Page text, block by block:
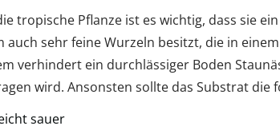
tropische Pflanze ist es wichtig, dass sie
auch sehr feine Wurzeln besitzt, die in
verhindert ein durchlässiger Boden
wird. Ansonsten sollte das Substrat die
sauer